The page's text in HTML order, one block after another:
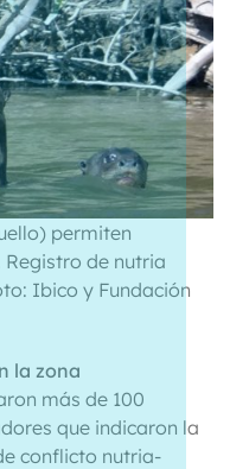
permiten
de nutria
Ibico y Fundación
la zona
más de 100
que indicaron la
conflicto nutria-